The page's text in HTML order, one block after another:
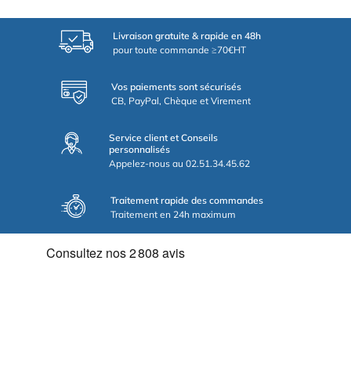
Livraison gratuite & rapide en 48h
pour toute commande ≥70€HT
Vos paiements sont sécurisés
CB, PayPal, Chèque et Virement
Service client et Conseils
personnalisés
Appelez-nous au 02.51.34.45.62
Traitement rapide des commandes
Traitement en 24h maximum